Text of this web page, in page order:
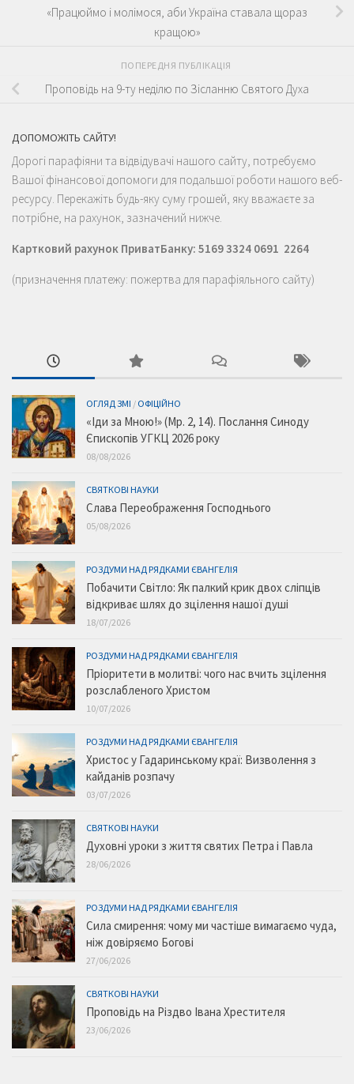
«Працюймо і молімося, аби Україна ставала щораз
кращою»
ПОПЕРЕДНЯ ПУБЛІКАЦІЯ
Проповідь на 9-ту неділю по Зісланню Святого Духа
ДОПОМОЖІТЬ САЙТУ!
Дорогі парафіяни та відвідувачі нашого сайту, потребуємо
Вашої фінансової допомоги для подальшої роботи нашого веб-
ресурсу. Перекажіть будь-яку суму грошей, яку вважаєте за
потрібне, на рахунок, зазначений нижче.
Картковий рахунок ПриватБанку: 5169 3324 0691 2264
(призначення платежу: пожертва для парафіяльного сайту)
ОГЛЯД ЗМІ / ОФІЦІЙНО
«Іди за Мною!» (Мр. 2, 14). Послання Синоду
Єпископів УГКЦ 2026 року
08/08/2026
СВЯТКОВІ НАУКИ
Слава Переображення Господнього
05/08/2026
РОЗДУМИ НАД РЯДКАМИ ЄВАНГЕЛІЯ
Побачити Світло: Як палкий крик двох сліпців
відкриває шлях до зцілення нашої душі
18/07/2026
РОЗДУМИ НАД РЯДКАМИ ЄВАНГЕЛІЯ
Пріоритети в молитві: чого нас вчить зцілення
розслабленого Христом
10/07/2026
РОЗДУМИ НАД РЯДКАМИ ЄВАНГЕЛІЯ
Христос у Гадаринському краї: Визволення з
кайданів розпачу
03/07/2026
СВЯТКОВІ НАУКИ
Духовні уроки з життя святих Петра і Павла
28/06/2026
РОЗДУМИ НАД РЯДКАМИ ЄВАНГЕЛІЯ
Сила смирення: чому ми частіше вимагаємо чуда,
ніж довіряємо Богові
27/06/2026
СВЯТКОВІ НАУКИ
Проповідь на Різдво Івана Хрестителя
23/06/2026